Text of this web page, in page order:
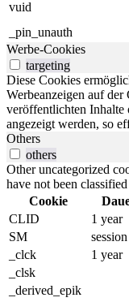
vuid
_pin_unauth
Werbe-Cookies
targeting
Diese Cookies
Werbeanzeigen auf
veröffentlichten Inhalte
angezeigt werden, so
Others
others
Other uncategorized
have not been
Cookie
CLID
1 year
SM
session
_clck
1 year
_clsk
_derived_epik